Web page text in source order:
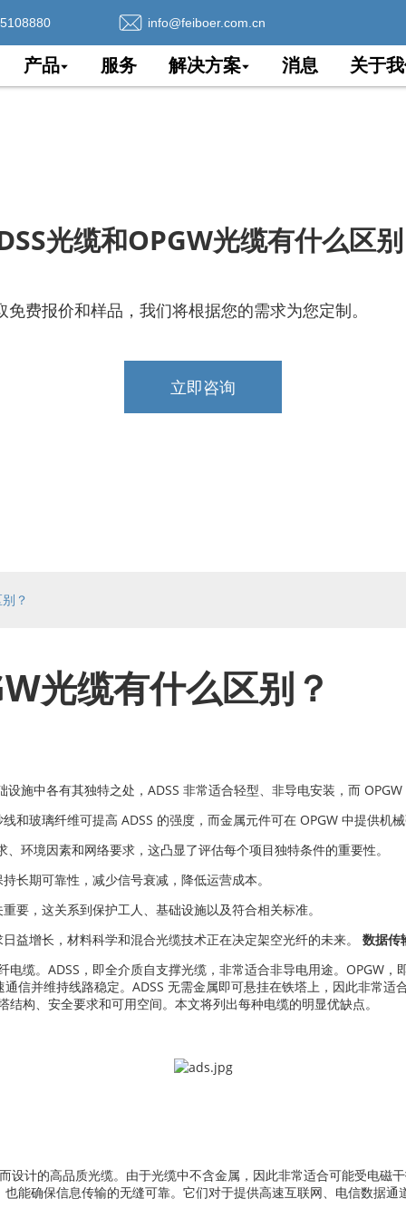
info@feiboer.com.cn
产品 服务 解决方案 消息 关于
光缆和OPGW光缆有什么区
免费报价和样品，我们将根据您的需求为您定制。
立即咨询
？
光缆有什么区别？
设施中各有其独特之处，ADSS 非常适合轻型、非导电安装，而
和玻璃纤维可提高 ADSS 的强度，而金属元件可在 OPGW 中提供机
环境因素和网络要求，这凸显了评估每个项目独特条件的重要性。
长期可靠性，减少信号衰减，降低运营成本。
要，这关系到保护工人、基础设施以及符合相关标准。
益增长，材料科学和混合光缆技术正在决定架空光纤的未来。 数据传
电缆。ADSS，即全介质自支撑光缆，非常适合非导电用途。OPGW
信并维持线路稳定。ADSS 无需金属即可悬挂在铁塔上，因此非常适
构、安全要求和可用空间。本文将列出每种电缆的明显优缺点。
设计的高品质光缆。由于光缆中不含金属，因此非常适合可能受电磁
能确保信息传输的无缝可靠。它们对于提供高速互联网、电信数据